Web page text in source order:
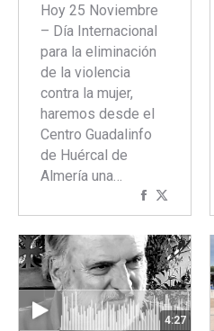
Hoy 25 Noviembre
– Día Internacional
para la eliminación
de la violencia
contra la mujer,
haremos desde el
Centro Guadalinfo
de Huércal de
Almería una…
Compartir
con
Facebook
con
Twitter
4:27